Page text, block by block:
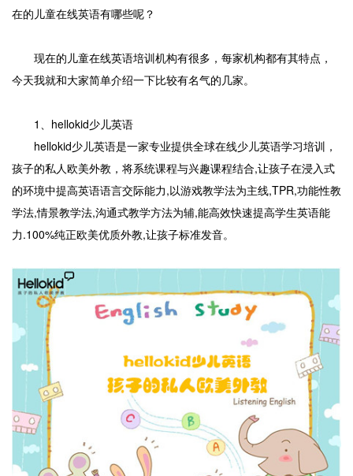
在的儿童在线英语有哪些呢？
现在的儿童在线英语培训机构有很多，每家机构都有其特点，
今天我就和大家简单介绍一下比较有名气的几家。
1、hellokid少儿英语
hellokid少儿英语是一家专业提供全球在线少儿英语学习培训，
孩子的私人欧美外教，将系统课程与兴趣课程结合,让孩子在浸入式
的环境中提高英语语言交际能力,以游戏教学法为主线,TPR,功能性教
学法,情景教学法,沟通式教学方法为辅,能高效快速提高学生英语能
力.100%纯正欧美优质外教,让孩子标准发音。